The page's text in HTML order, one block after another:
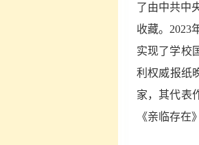
了由中共中
收藏。2023
实现了学校
利权威报纸
家，其代表
《亲临存在